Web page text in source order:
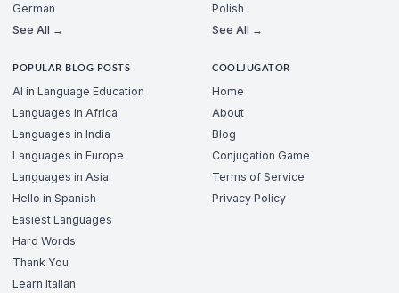
German
See All →
Polish
See All →
POPULAR BLOG POSTS
AI in Language Education
Languages in Africa
Languages in India
Languages in Europe
Languages in Asia
Hello in Spanish
Easiest Languages
Hard Words
Thank You
Learn Italian
COOLJUGATOR
Home
About
Blog
Conjugation Game
Terms of Service
Privacy Policy